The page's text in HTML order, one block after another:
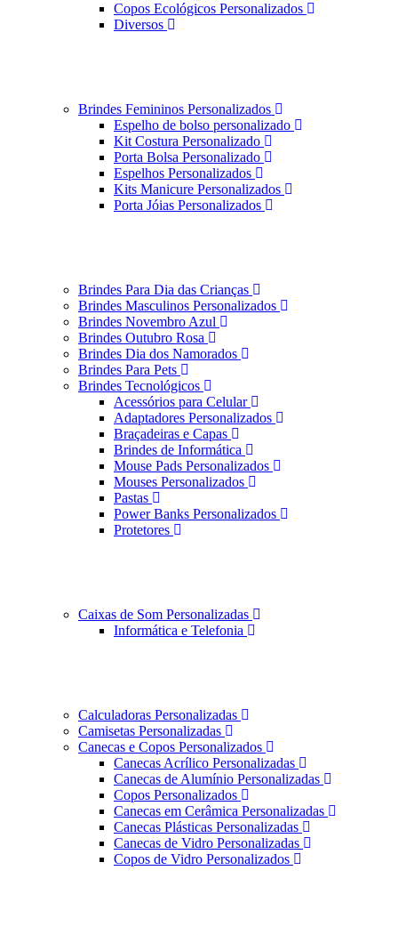
Copos Ecológicos Personalizados
Diversos
Brindes Femininos Personalizados
Espelho de bolso personalizado
Kit Costura Personalizado
Porta Bolsa Personalizado
Espelhos Personalizados
Kits Manicure Personalizados
Porta Jóias Personalizados
Brindes Para Dia das Crianças
Brindes Masculinos Personalizados
Brindes Novembro Azul
Brindes Outubro Rosa
Brindes Dia dos Namorados
Brindes Para Pets
Brindes Tecnológicos
Acessórios para Celular
Adaptadores Personalizados
Braçadeiras e Capas
Brindes de Informática
Mouse Pads Personalizados
Mouses Personalizados
Pastas
Power Banks Personalizados
Protetores
Caixas de Som Personalizadas
Informática e Telefonia
Calculadoras Personalizadas
Camisetas Personalizadas
Canecas e Copos Personalizados
Canecas Acrílico Personalizadas
Canecas de Alumínio Personalizadas
Copos Personalizados
Canecas em Cerâmica Personalizadas
Canecas Plásticas Personalizadas
Canecas de Vidro Personalizadas
Copos de Vidro Personalizados